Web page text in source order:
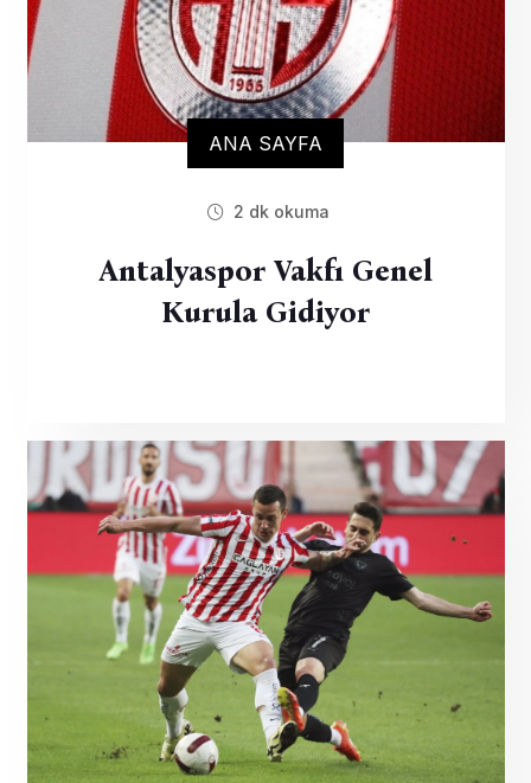
ANA SAYFA
2 dk okuma
Antalyaspor Vakfı Genel
Kurula Gidiyor